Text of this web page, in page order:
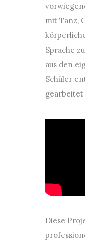
mit Tanz,
Sprache
aus den
Schüler
gearbeitet
Diese